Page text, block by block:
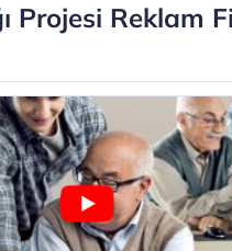
Projesi Reklam